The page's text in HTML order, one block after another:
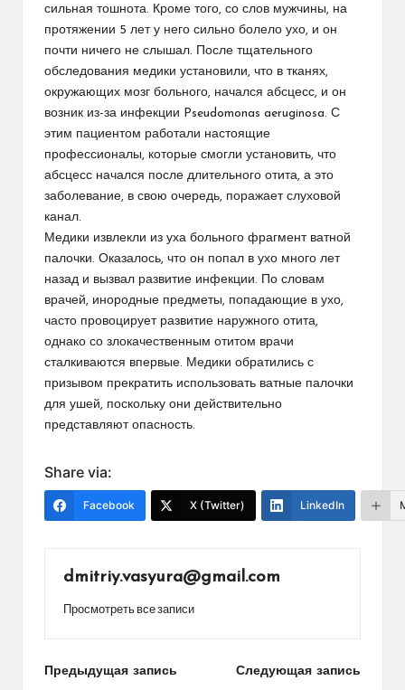
сильная тошнота. Кроме того, со слов мужчины, на
протяжении 5 лет у него сильно болело ухо, и он
почти ничего не слышал. После тщательного
обследования медики установили, что в тканях,
окружающих мозг больного, начался абсцесс, и он
возник из-за инфекции Pseudomonas aeruginosa. С
этим пациентом работали настоящие
профессионалы, которые смогли установить, что
абсцесс начался после длительного отита, а это
заболевание, в свою очередь, поражает слуховой
канал.
Медики извлекли из уха больного фрагмент ватной
палочки. Оказалось, что он попал в ухо много лет
назад и вызвал развитие инфекции. По словам
врачей, инородные предметы, попадающие в ухо,
часто провоцирует развитие наружного отита,
однако со злокачественным отитом врачи
сталкиваются впервые. Медики обратились с
призывом прекратить использовать ватные палочки
для ушей, поскольку они действительно
представляют опасность.
Share via:
Facebook X (Twitter) LinkedIn
dmitriy.vasyura@gmail.com
Просмотреть все записи
Навигация
Предыдущая запись Следующая запись